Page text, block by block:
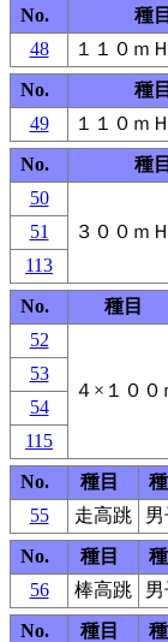
No.
種目
48
１１０ｍ
No.
種目
49
１１０ｍ
No.
種目
50
３００ｍ
51
113
No.
種目
52
４×１００
53
54
115
No.
種目
55
走高跳 男
No.
種目
56
棒高跳 男
No.
種目